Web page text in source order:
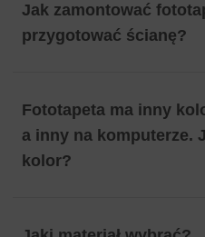
Jak zamontować
przygotować ścianę?
Fototapeta ma inny
a inny na komputerze.
kolor?